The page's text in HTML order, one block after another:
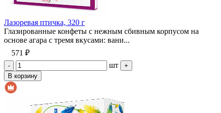
Лазоревая птичка, 320 г
Глазированные конфеты с нежным сбивным корпусом на
основе агара с тремя вкусами: вани...
571 ₽
- шт
+
В корзину